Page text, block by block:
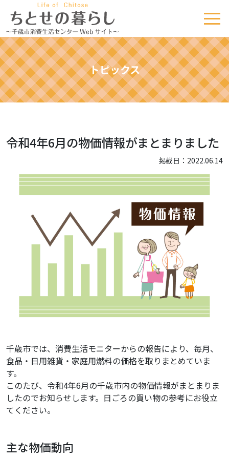
トピックス
令和4年6月の物価情報がまとまりました
掲載日：2022.06.14
千歳市では、消費生活モニターからの報告により、毎月、
食品・日用雑貨・家庭用燃料の価格を取りまとめていま
す。
このたび、令和4年6月の千歳市内の物価情報がまとまりま
したのでお知らせします。日ごろの買い物の参考にお役立
てください。
主な物価動向